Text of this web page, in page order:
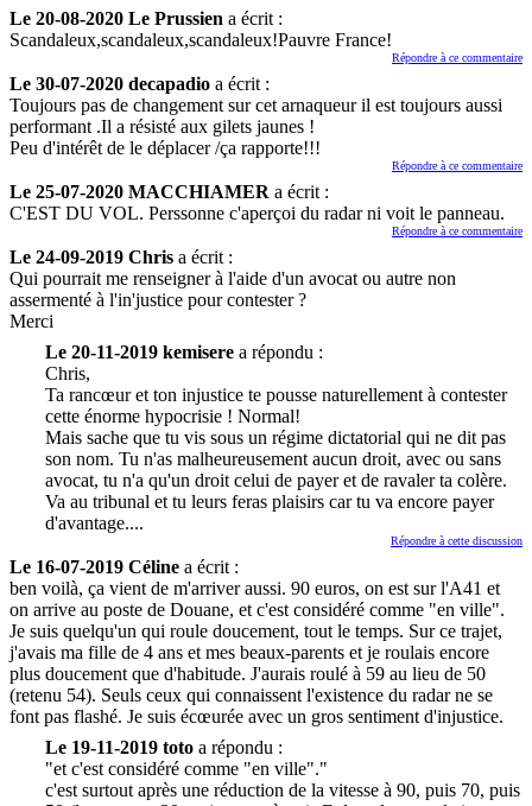
Le 20-08-2020 Le Prussien a écrit :
Scandaleux,scandaleux,scandaleux!Pauvre France!
Répondre à ce commentaire
Le 30-07-2020 decapadio a écrit :
Toujours pas de changement sur cet arnaqueur il est toujours aussi
performant .Il a résisté aux gilets jaunes !
Peu d'intérêt de le déplacer /ça rapporte!!!
Répondre à ce commentaire
Le 25-07-2020 MACCHIAMER a écrit :
C'EST DU VOL. Perssonne c'aperçoi du radar ni voit le panneau.
Répondre à ce commentaire
Le 24-09-2019 Chris a écrit :
Qui pourrait me renseigner à l'aide d'un avocat ou autre non
assermenté à l'in'justice pour contester ?
Merci
Le 20-11-2019 kemisere a répondu :
Chris,
Ta rancœur et ton injustice te pousse naturellement à contester
cette énorme hypocrisie ! Normal!
Mais sache que tu vis sous un régime dictatorial qui ne dit pas
son nom. Tu n'as malheureusement aucun droit, avec ou sans
avocat, tu n'a qu'un droit celui de payer et de ravaler ta colère.
Va au tribunal et tu leurs feras plaisirs car tu va encore payer
d'avantage....
Répondre à cette discussion
Le 16-07-2019 Céline a écrit :
ben voilà, ça vient de m'arriver aussi. 90 euros, on est sur l'A41 et
on arrive au poste de Douane, et c'est considéré comme "en ville".
Je suis quelqu'un qui roule doucement, tout le temps. Sur ce trajet,
j'avais ma fille de 4 ans et mes beaux-parents et je roulais encore
plus doucement que d'habitude. J'aurais roulé à 59 au lieu de 50
(retenu 54). Seuls ceux qui connaissent l'existence du radar ne se
font pas flashé. Je suis écœurée avec un gros sentiment d'injustice.
Le 19-11-2019 toto a répondu :
"et c'est considéré comme "en ville"."
c'est surtout après une réduction de la vitesse à 90, puis 70, puis